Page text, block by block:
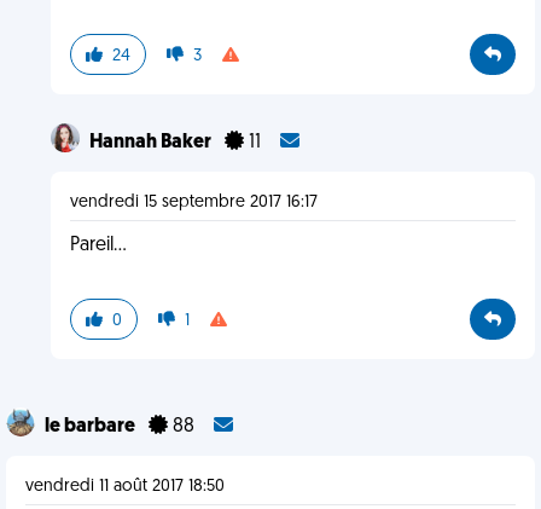
24 3
Hannah Baker 11
vendredi 15 septembre 2017 16:17
Pareil...
0 1
le barbare 88
vendredi 11 août 2017 18:50